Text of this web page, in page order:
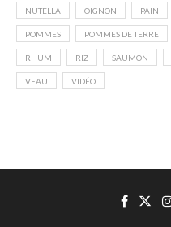
NUTELLA OIGNON PAIN
POMMES POMMES DE TERRE
RHUM RIZ SAUMON
VEAU VIDÉO